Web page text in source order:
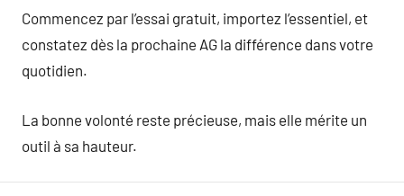
Commencez par l’essai gratuit, importez l’essentiel, et
constatez dès la prochaine AG la différence dans votre
quotidien.
La bonne volonté reste précieuse, mais elle mérite un
outil à sa hauteur.